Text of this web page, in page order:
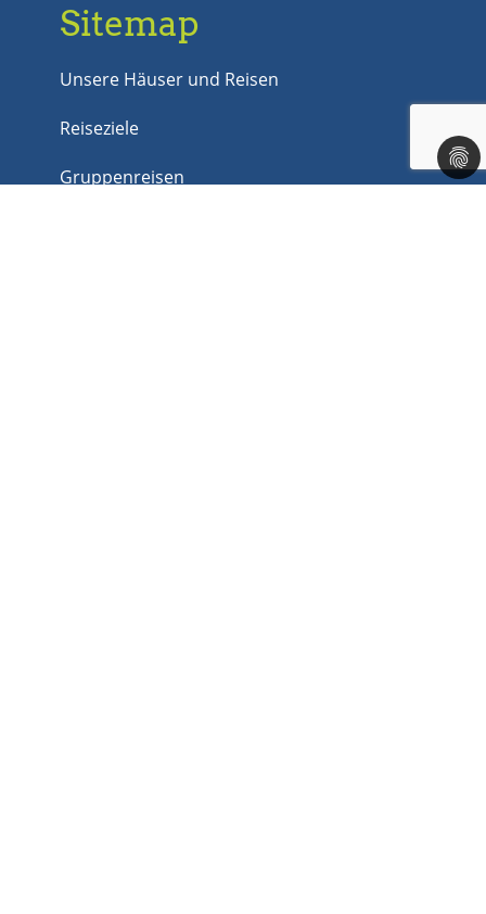
Sitemap
Unsere Häuser und Reisen
Reiseziele
Gruppenreisen